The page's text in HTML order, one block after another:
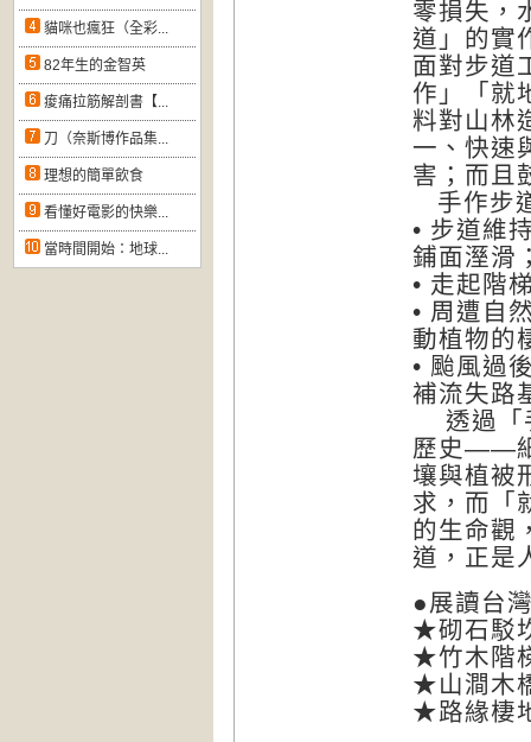
貓咪也瘋狂（全彩...
82年生的金智英
痠痛拉筋解剖書【...
刀（奈斯博作品集...
理想的簡單飲食
看懂好電影的快樂...
當時間開始：地球...
零損失，
道」的實
面對步道
作」「就
料對山林
一、快速
害；而且
手作步
• 步道維
鋪面溼滑
• 走起階
• 周遭自
動植物的
• 颱風過
補流失路
透過「
歷史——
壤與植被
求，而「
的生命觀
道，正是
●展讀台
★砌石駁
★竹木階
★山澗木
★路緣棲